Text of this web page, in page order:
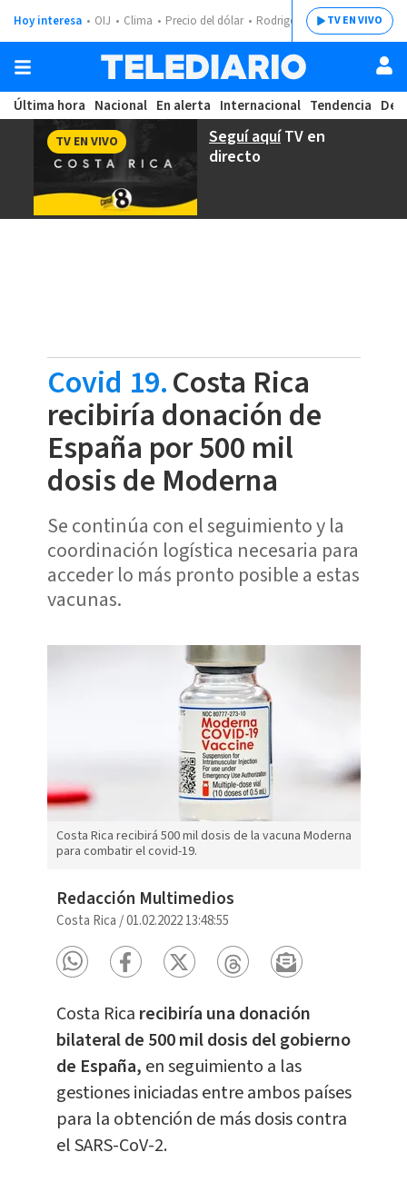
Hoy interesa OIJ Clima Precio del dólar Rodrigo ChavesTV EN VIVO
Última hora Nacional En alerta Internacional Tendencia
Seguí aquíTV en
directo
TV EN VIVO
Covid 19.Costa Rica
recibiría donación de
España por 500 mil
dosis de Moderna
Se continúa con el seguimiento y la
coordinación logística necesaria para
acceder lo más pronto posible a estas
vacunas.
Costa Rica recibirá 500 mil dosis de la vacuna Moderna
para combatir el covid-19.
Redacción Multimedios
Costa Rica /01.02.2022 13:48:55
Costa Rica recibiría una donación
bilateral de 500 mil dosis del gobierno
de España, en seguimiento a las
gestiones iniciadas entre ambos países
para la obtención de más dosis contra
el SARS-CoV-2.